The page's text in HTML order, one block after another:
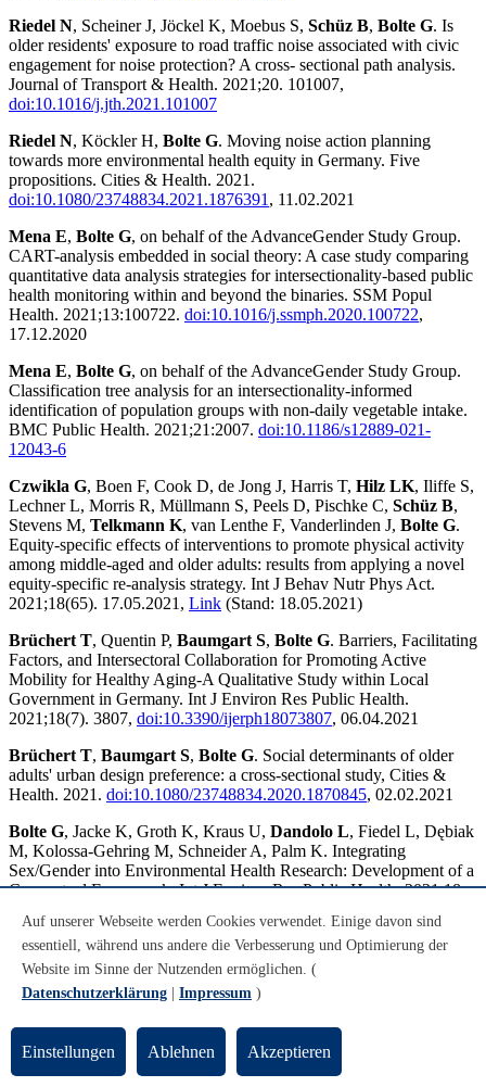
Riedel N, Scheiner J, Jöckel K, Moebus S, Schüz B, Bolte G. Is
older residents' exposure to road traffic noise associated with civic
engagement for noise protection? A cross- sectional path analysis.
Journal of Transport & Health. 2021;20. 101007,
doi:10.1016/j.jth.2021.101007
Riedel N, Köckler H, Bolte G. Moving noise action planning
towards more environmental health equity in Germany. Five
propositions. Cities & Health. 2021.
doi:10.1080/23748834.2021.1876391 , 11.02.2021
Mena E, Bolte G, on behalf of the AdvanceGender Study Group.
CART-analysis embedded in social theory: A case study comparing
quantitative data analysis strategies for intersectionality-based public
health monitoring within and beyond the binaries. SSM Popul
Health. 2021;13:100722. doi:10.1016/j.ssmph.2020.100722,
17.12.2020
Mena E, Bolte G, on behalf of the AdvanceGender Study Group.
Classification tree analysis for an intersectionality-informed
identification of population groups with non-daily vegetable intake.
BMC Public Health. 2021;21:2007. doi:10.1186/s12889-021-
12043-6
Czwikla G, Boen F, Cook D, de Jong J, Harris T, Hilz LK, Iliffe S,
Lechner L, Morris R, Müllmann S, Peels D, Pischke C, Schüz B,
Stevens M, Telkmann K, van Lenthe F, Vanderlinden J, Bolte G.
Equity-specific effects of interventions to promote physical activity
among middle-aged and older adults: results from applying a novel
equity-specific re-analysis strategy. Int J Behav Nutr Phys Act.
2021;18(65). 17.05.2021, Link (Stand: 18.05.2021)
Brüchert T, Quentin P, Baumgart S, Bolte G. Barriers, Facilitating
Factors, and Intersectoral Collaboration for Promoting Active
Mobility for Healthy Aging-A Qualitative Study within Local
Government in Germany. Int J Environ Res Public Health.
2021;18(7). 3807, doi:10.3390/ijerph18073807, 06.04.2021
Brüchert T, Baumgart S, Bolte G. Social determinants of older
adults' urban design preference: a cross-sectional study, Cities &
Health. 2021. doi:10.1080/23748834.2020.1870845, 02.02.2021
Bolte G, Jacke K, Groth K, Kraus U, Dandolo L, Fiedel L, Dębiak
M, Kolossa-Gehring M, Schneider A, Palm K. Integrating
Sex/Gender into Environmental Health Research: Development of a
Conceptual Framework. Int J Environ Res Public Health. 2021;18
Baumgart S, Köckler H. Health in All Policies – Ein Ansatz um für
die Integration von SDG 3 und SDG 11 zu lernen?! Überlegungen
anhand von Walkability mit einer Nord-Süd- Perspektive. disP –
The Planning Review. 2021;57(1):S. 74 - 85.
doi:10.1080/02513625.2021.1945821
Auf unserer Webseite werden Cookies verwendet. Einige davon sind
essentiell, während uns andere die Verbesserung und Optimierung der
Website im Sinne der Nutzenden ermöglichen. (
Datenschutzerklärung
Impressum )
Einstellungen Ablehnen Akzeptieren